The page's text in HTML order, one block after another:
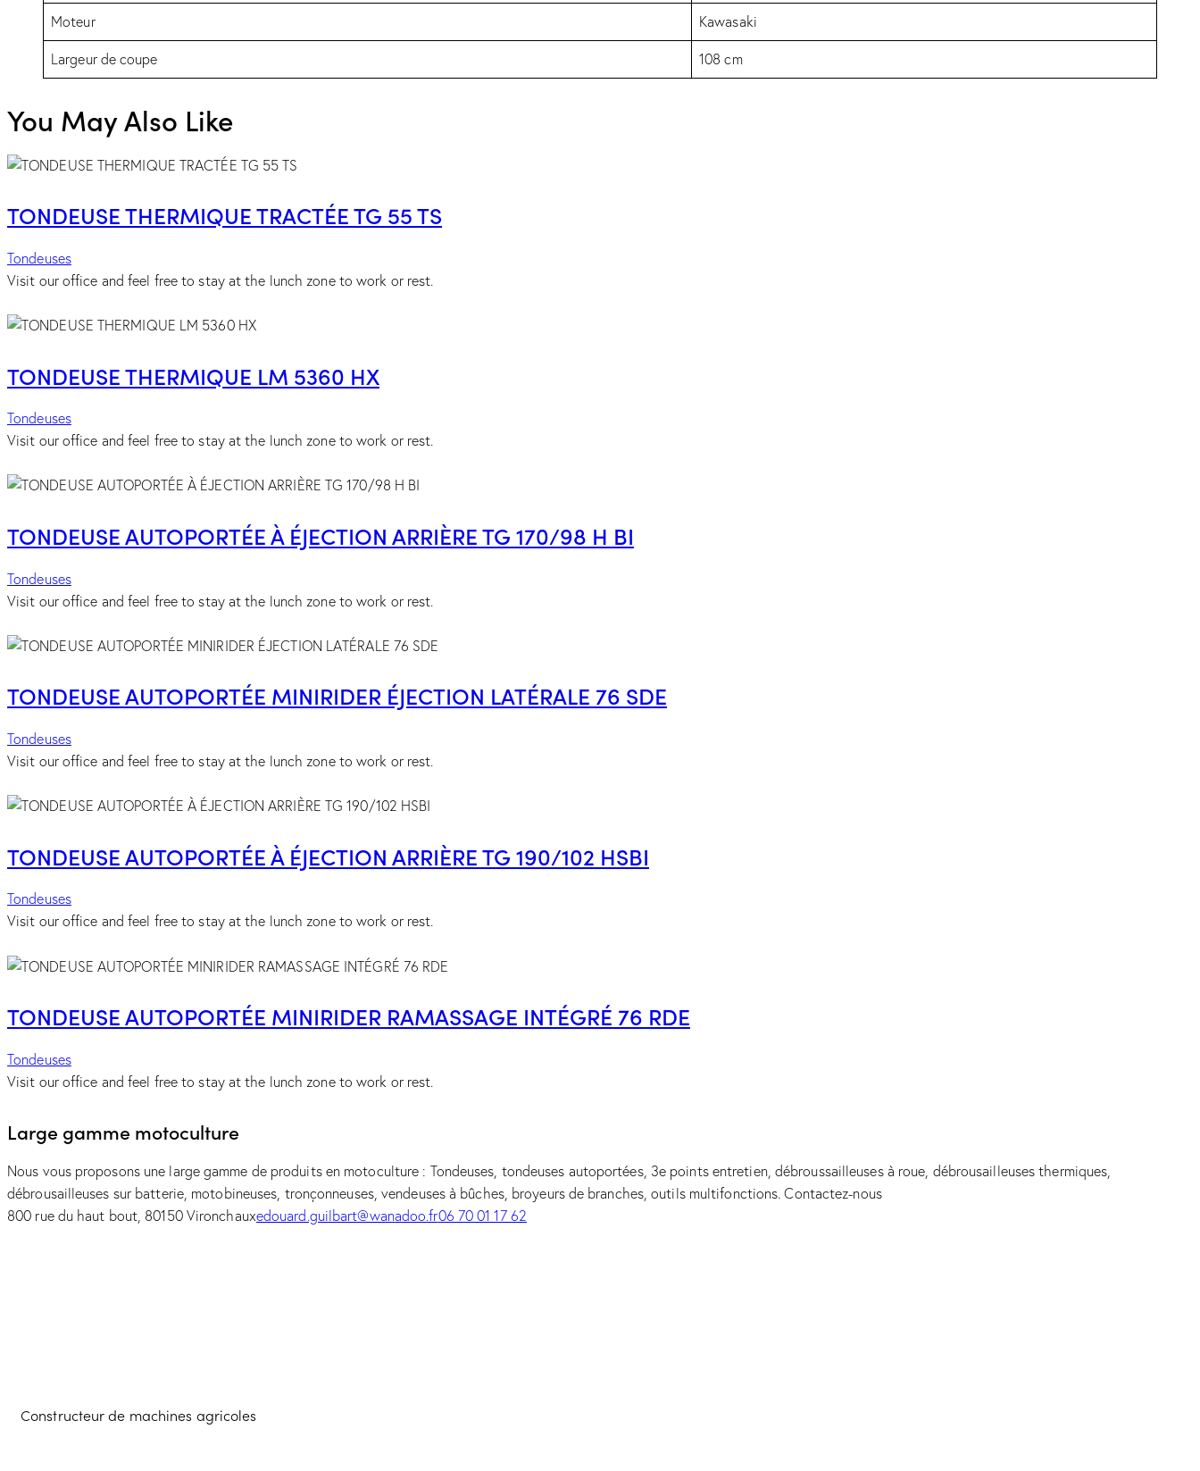
Moteur Kawasaki
Largeur de coupe 108 cm
You May Also Like
TONDEUSE THERMIQUE TRACTÉE TG 55 TS
Tondeuses
Visit our office and feel free to stay at the lunch zone to work or rest.
TONDEUSE THERMIQUE LM 5360 HX
Tondeuses
Visit our office and feel free to stay at the lunch zone to work or rest.
TONDEUSE AUTOPORTÉE À ÉJECTION ARRIÈRE TG 170/98 H BI
Tondeuses
Visit our office and feel free to stay at the lunch zone to work or rest.
TONDEUSE AUTOPORTÉE MINIRIDER ÉJECTION LATÉRALE 76 SDE
Tondeuses
Visit our office and feel free to stay at the lunch zone to work or rest.
TONDEUSE AUTOPORTÉE À ÉJECTION ARRIÈRE TG 190/102 HSBI
Tondeuses
Visit our office and feel free to stay at the lunch zone to work or rest.
TONDEUSE AUTOPORTÉE MINIRIDER RAMASSAGE INTÉGRÉ 76 RDE
Tondeuses
Visit our office and feel free to stay at the lunch zone to work or rest.
Large gamme motoculture
Nous vous proposons une large gamme de produits en motoculture : Tondeuses, tondeuses autoportées, 3e points entretien, débroussailleuses à roue, débrousailleuses thermiques,
débrousailleuses sur batterie, motobineuses, tronçonneuses, vendeuses à bûches, broyeurs de branches, outils multifonctions. Contactez-nous
800 rue du haut bout, 80150 Vironchauxedouard.guilbart@wanadoo.fr06 70 01 17 62
Constructeur de machines agricoles